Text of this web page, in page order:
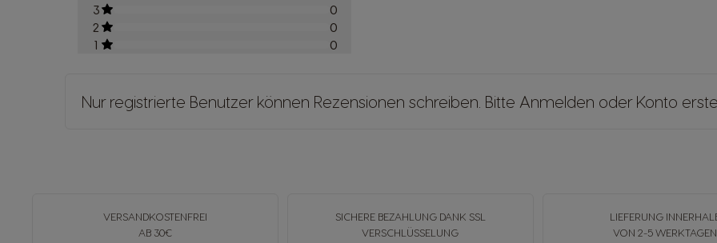
3
0
2
0
1
0
Nur registrierte Benutzer können Rezensionen schreiben. Bitte Anmelden oder Konto
VERSANDKOSTENFREI
AB 30€
SICHERE BEZAHLUNG DANK SSL
VERSCHLÜSSELUNG
LIEFERUNG
VON 2-5 WERKTAGEN